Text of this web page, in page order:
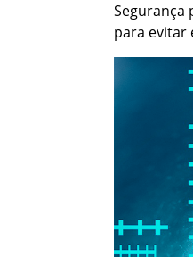
Segurança
para evitar